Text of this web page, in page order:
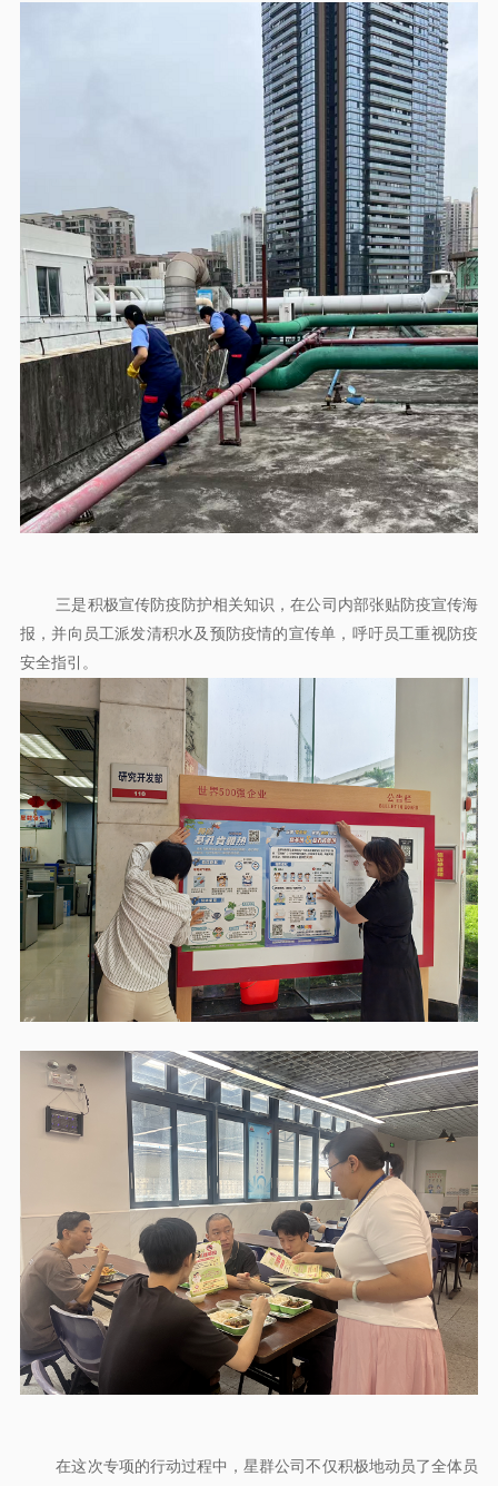
三是积极宣传防疫防护相关知识，在公司内部张贴防疫宣传海
报，并向员工派发清积水及预防疫情的宣传单，呼吁员工重视防疫
安全指引。
在这次专项的行动过程中，星群公司不仅积极地动员了全体员